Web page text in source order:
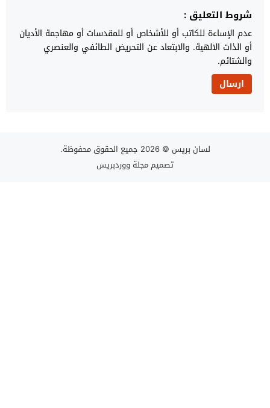
شروط التعليق :
عدم الإساءة للكاتب أو للأشخاص أو للمقدسات أو مهاجمة الأديان
أو الذات الالهية. والابتعاد عن التحريض الطائفي والعنصري
والشتائم.
لسان بريس © 2026 جميع الحقوق محفوظة.
تصميممجلة ووردبريس